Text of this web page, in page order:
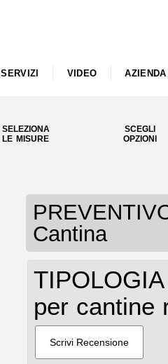
SERVIZI VIDEO AZIENDA
SELEZIONA
LE MISURE
SCEGLI
OPZIONI
Cantina
per cantine